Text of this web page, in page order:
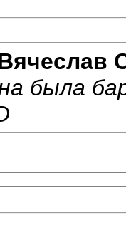
была